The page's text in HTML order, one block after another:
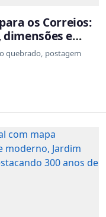
os Correios:
e
quebrado, postagem